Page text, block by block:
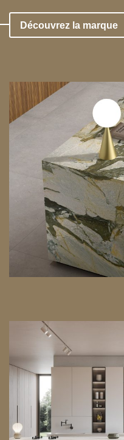
Découvrez la marque